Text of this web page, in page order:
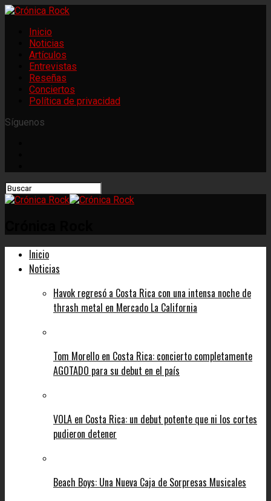
Inicio
Noticias
Artículos
Entrevistas
Reseñas
Conciertos
Política de privacidad
Síguenos
Inicio
Noticias
Havok regresó a Costa Rica con una intensa noche de
thrash metal en Mercado La California
Tom Morello en Costa Rica: concierto completamente
AGOTADO para su debut en el país
VOLA en Costa Rica: un debut potente que ni los cortes
pudieron detener
Beach Boys: Una Nueva Caja de Sorpresas Musicales